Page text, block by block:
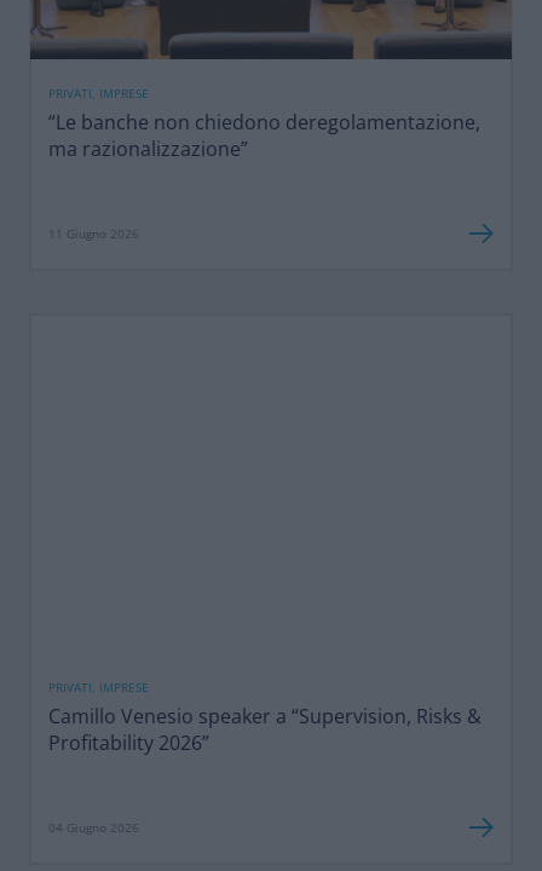
PRIVATI, IMPRESE
“Le banche non chiedono deregolamentazione,
ma razionalizzazione”
11 Giugno 2026
PRIVATI, IMPRESE
Camillo Venesio speaker a “Supervision, Risks &
Profitability 2026”
04 Giugno 2026